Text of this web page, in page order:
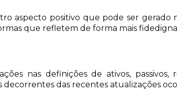
aspecto positivo que pode ser
que refletem de forma mais fidedigna
nas definições de ativos,
das recentes atualizações